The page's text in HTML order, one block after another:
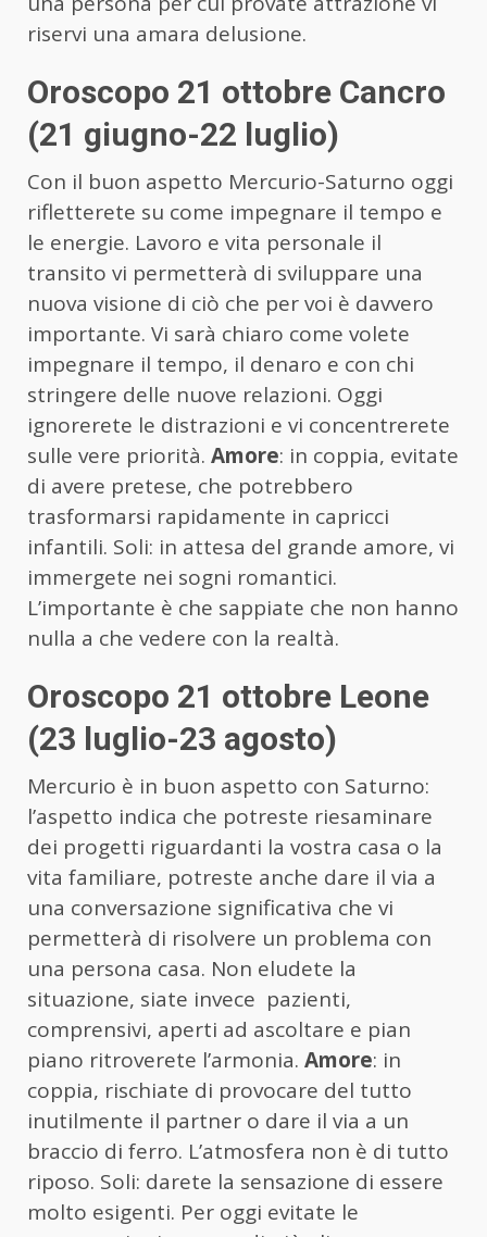
riservi una amara delusione.
Oroscopo 21 ottobre Cancro
(21 giugno-22 luglio)
Con il buon aspetto Mercurio-Saturno oggi
rifletterete su come impegnare il tempo e
le energie. Lavoro e vita personale il
transito vi permetterà di sviluppare una
nuova visione di ciò che per voi è davvero
importante. Vi sarà chiaro come volete
impegnare il tempo, il denaro e con chi
stringere delle nuove relazioni. Oggi
ignorerete le distrazioni e vi concentrerete
sulle vere priorità. Amore: in coppia, evitate
di avere pretese, che potrebbero
trasformarsi rapidamente in capricci
infantili. Soli: in attesa del grande amore, vi
immergete nei sogni romantici.
L’importante è che sappiate che non hanno
nulla a che vedere con la realtà.
Oroscopo 21 ottobre Leone
(23 luglio-23 agosto)
Mercurio è in buon aspetto con Saturno:
l’aspetto indica che potreste riesaminare
dei progetti riguardanti la vostra casa o la
vita familiare, potreste anche dare il via a
una conversazione significativa che vi
permetterà di risolvere un problema con
una persona casa. Non eludete la
situazione, siate invece pazienti,
comprensivi, aperti ad ascoltare e pian
piano ritroverete l’armonia. Amore: in
coppia, rischiate di provocare del tutto
inutilmente il partner o dare il via a un
braccio di ferro. L’atmosfera non è di tutto
riposo. Soli: darete la sensazione di essere
molto esigenti. Per oggi evitate le